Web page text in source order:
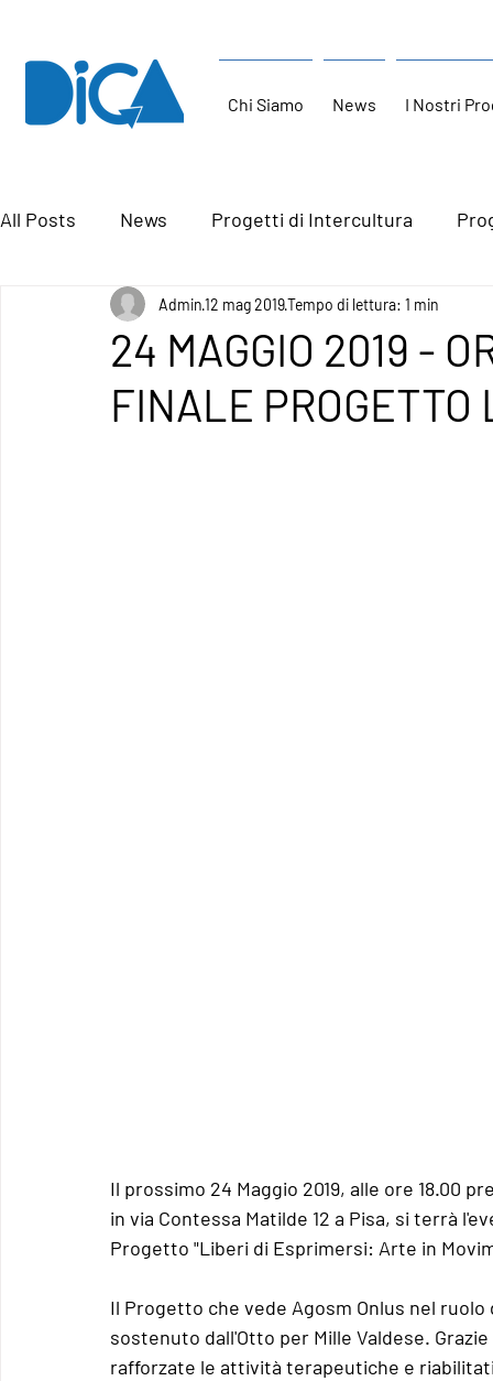
Chi Siamo News I Nostri
All Posts News Progetti di Intercultura
24 MAGGIO 2019 -
FINALE PROGETTO
Admin12 mag 2019Tempo di lettura: 1 min
Il prossimo 24 Maggio 2019, alle ore 18.00
in via Contessa Matilde 12 a Pisa, si terrà
Progetto "Liberi di Esprimersi: Arte in
Il Progetto che vede Agosm Onlus nel
sostenuto dall'Otto per Mille Valdese.
rafforzate le attività terapeutiche e